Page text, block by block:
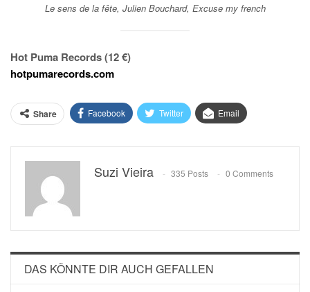
Le sens de la fête, Julien Bouchard, Excuse my french
Hot Puma Records (12 €)
hotpumarecords.com
Share Facebook Twitter Email
Suzi Vieira 335 Posts 0 Comments
DAS KÖNNTE DIR AUCH GEFALLEN